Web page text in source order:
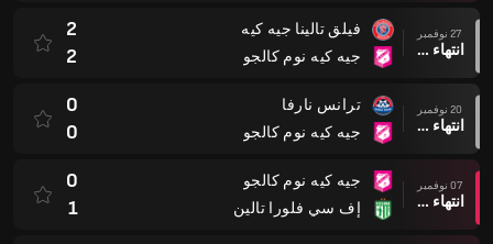
27 نوفمبر
انتهاء وقت المباراة
فيلق تالينا جيه كيه
جيه كيه نوم كالجو
2
2
20 نوفمبر
انتهاء وقت المباراة
ترانس نارفا
جيه كيه نوم كالجو
0
0
07 نوفمبر
انتهاء وقت المباراة
جيه كيه نوم كالجو
إف سي فلورا تالين
0
1